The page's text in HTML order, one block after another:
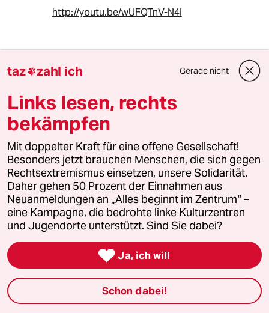
http://youtu.be/wUFQTnV-N4I
16.09.2013
Monstern, "Kevin an Bord"-Autofahrern usw
gibts im ebenfalls empfehlenswerten Buch "66
Motive für Mord", auch beste
Abreagiertherapie.
B Berlinerin84
15.09.2013 ,21:30 Uhr
Nach der Lektüre des Artikels und einiger
Kommentare frage ich mich vor allem Eins:
WOHER KOMMEN ALL DIESE
AGGRESSIONEN!? Es ist erschreckend,
Berlinerin und werdende Mutter, seit zwei
Jahren in Mitte wohnend. Ich bin auf jeden Fall
taz zahl ich Gerade nicht
Links lesen, rechts
bekämpfen
Mit doppelter Kraft für eine offene Gesellschaft!
Besonders jetzt brauchen Menschen, die sich gegen
Rechtsextremismus einsetzen, unsere Solidarität.
Daher gehen 50 Prozent der Einnahmen aus
Neuanmeldungen an „Alles beginnt im Zentrum“ –
eine Kampagne, die bedrohte linke Kulturzentren
und Jugendorte unterstützt. Sind Sie dabei?
 Ja, ich will
Schon dabei!